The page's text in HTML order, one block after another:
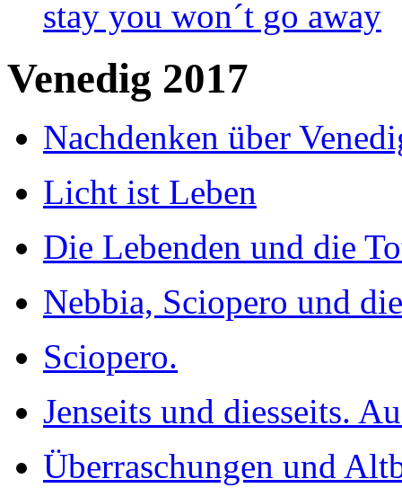
stay you won´t go away
Venedig 2017
Nachdenken über
Licht ist Leben
Die Lebenden und die
Nebbia, Sciopero und
Sciopero.
Jenseits und diesseits.
Überraschungen und